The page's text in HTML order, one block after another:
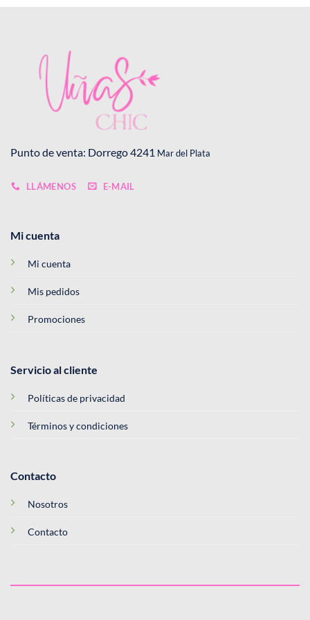
Punto de venta: Dorrego 4241 Mar del Plata
LLÁMENOS E-MAIL
Mi cuenta
Mi cuenta
Mis pedidos
Promociones
Servicio al cliente
Políticas de privacidad
Términos y condiciones
Contacto
Nosotros
Contacto